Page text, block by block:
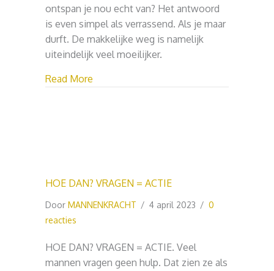
ontspan je nou echt van? Het antwoord
is even simpel als verrassend. Als je maar
durft. De makkelijke weg is namelijk
uiteindelijk veel moeilijker.
Read More
HOE DAN? VRAGEN = ACTIE
Door MANNENKRACHT / 4 april 2023 / 0
reacties
HOE DAN? VRAGEN = ACTIE. Veel
mannen vragen geen hulp. Dat zien ze als